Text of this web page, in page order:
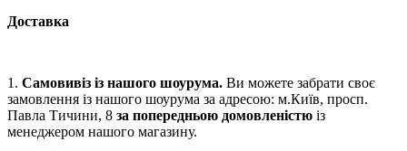
Доставка
1. Самовивіз із нашого шоурума. Ви можете забрати своє
замовлення із нашого шоурума за адресою: м.Київ, просп.
Павла Тичини, 8 за попередньою домовленістю із
менеджером нашого магазину.